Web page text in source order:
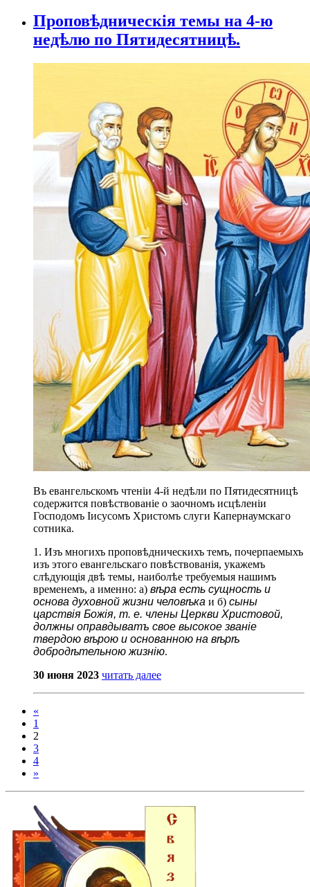
Проповѣдническія темы на 4-ю
недѣлю по Пятидесятницѣ.
Въ евангельскомъ чтеніи 4-й недѣли по Пятидесятницѣ
содержится повѣствованіе о заочномъ исцѣленіи
Господомъ Іисусомъ Христомъ слуги Капернаумскаго
сотника.
1. Изъ многихъ проповѣдническихъ темъ, почерпаемыхъ
изъ этого евангельскаго повѣствованія, укажемъ
слѣдующія двѣ темы, наиболѣе требуемыя нашимъ
временемъ, а именно: а) вѣра есть сущность и
основа духовной жизни человѣка и б) сыны
царствія Божія, т. е. члены Церкви Христовой,
должны оправдыватъ свое высокое званіе
твердою вѣрою и основанною на вѣрѣ
добродѣтельною жизнію.
30 июня 2023 читать далее
«
1
2
3
4
»